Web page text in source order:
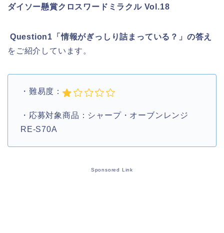
ダイソー懸賞クロスワードミラクル Vol.18
Question1「情報がぎっしり詰まっている？」の答え
をご紹介しています。
・難易度：
・応募対象商品：シャープ・オーブンレンジ
RE-S70A
Sponsored Link